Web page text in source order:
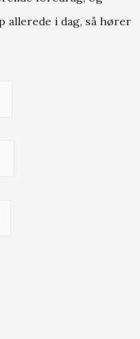
allerede i dag, så hører